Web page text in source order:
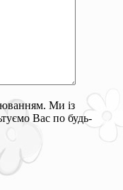
Ми із
Вас по будь-